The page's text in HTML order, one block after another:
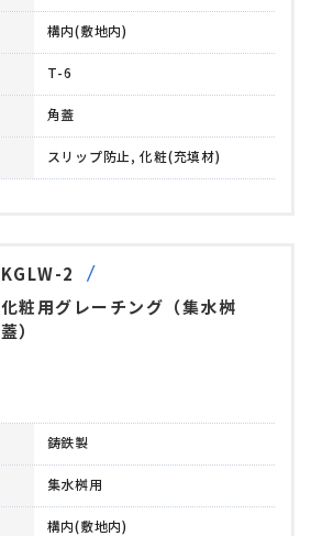
構内(敷地内)
T-6
角蓋
スリップ防止, 化粧(充填材)
KGLW-2
化粧用グレーチング（集水桝
蓋）
鋳鉄製
集水桝用
構内(敷地内)